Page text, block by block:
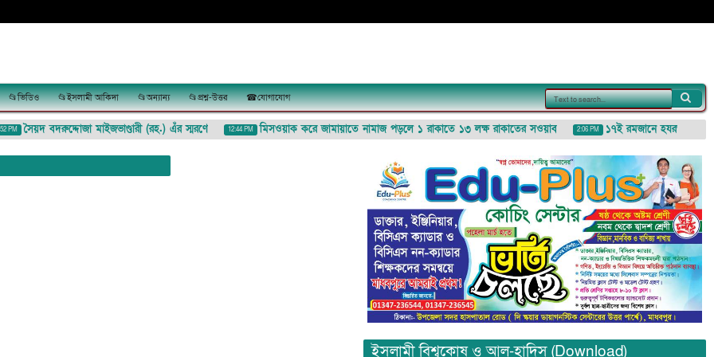
📂ভিডিও 📂ইসলামী আকিদা 📂অন্যান্য 📂প্রশ্ন-উত্তর ☎যোগাযোগ
সৈয়দ বদরুদ্দোজা মাইজভাণ্ডারী (রহ.) এঁর স্মরণে 12:44 PM মিসওয়াক করে জামায়াতে নামাজ পড়লে ১ রাকাতে ১৩ লক্ষ রাকাতের সওয়াব 2:06 PM ১৭ই রমজানে হযরত রুকাইয়া
ইসলামী বিশ্বকোষ ও আল-হাদিস (Download)